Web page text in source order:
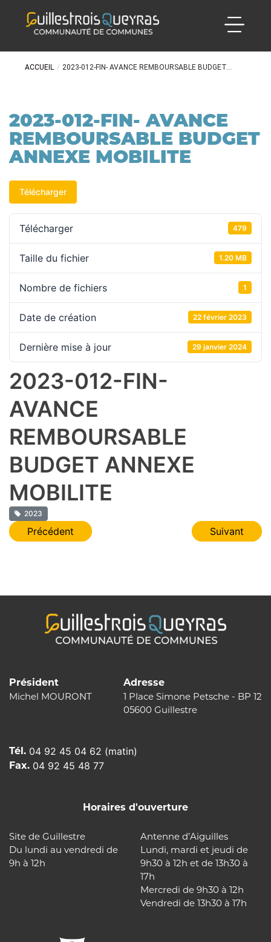
ACCUEIL / 2023-012-FIN- AVANCE REMBOURSABLE BUDGET...
2023-012-FIN- AVANCE
REMBOURSABLE BUDGET
ANNEXE MOBILITE
Télécharger
Télécharger 479
Taille du fichier 1.20 MB
Nombre de fichiers 1
Date de création 22 février 2023
Dernière mise à jour 29 janvier 2024
2023-012-FIN-
AVANCE
REMBOURSABLE
BUDGET ANNEXE
MOBILITE
2023
Navigation
Précédent Suivant
Président
Michel MOURONT
Adresse
1 Place Simone Petsche - BP 12
05600 Guillestre
Tél. 04 92 45 04 62 (matin)
Fax. 04 92 45 48 77
Horaires d'ouverture
Site de Guillestre
Du lundi au vendredi de
9h à 12h
Antenne d’Aiguilles
Lundi, mardi et jeudi de
9h30 à 12h et de 13h30 à
17h
Mercredi de 9h30 à 12h
Vendredi de 13h30 à 17h